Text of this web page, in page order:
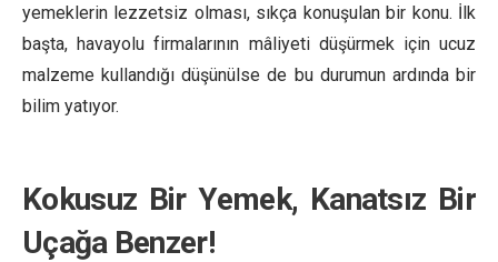
yemeklerin lezzetsiz olması, sıkça konuşulan bir konu. İlk
başta, havayolu firmalarının mâliyeti düşürmek için ucuz
malzeme kullandığı düşünülse de bu durumun ardında bir
bilim yatıyor.
Kokusuz Bir Yemek, Kanatsız Bir
Uçağa Benzer!